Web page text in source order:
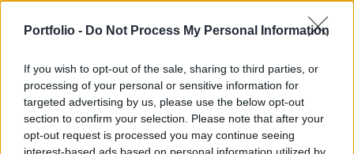
Portfolio - Do Not Process My Personal Information
If you wish to opt-out of the sale, sharing to third parties, or
processing of your personal or sensitive information for
targeted advertising by us, please use the below opt-out
section to confirm your selection. Please note that after your
opt-out request is processed you may continue seeing
interest-based ads based on personal information utilized by